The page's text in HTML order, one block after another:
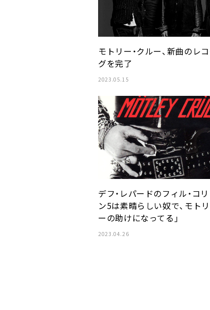
モトリー・クルー、新曲のレ
グを完了
2023.05.15
デフ・レパードのフィル・コリ
ン5は素晴らしい奴で、モトリ
ーの助けになってる」
2023.04.26